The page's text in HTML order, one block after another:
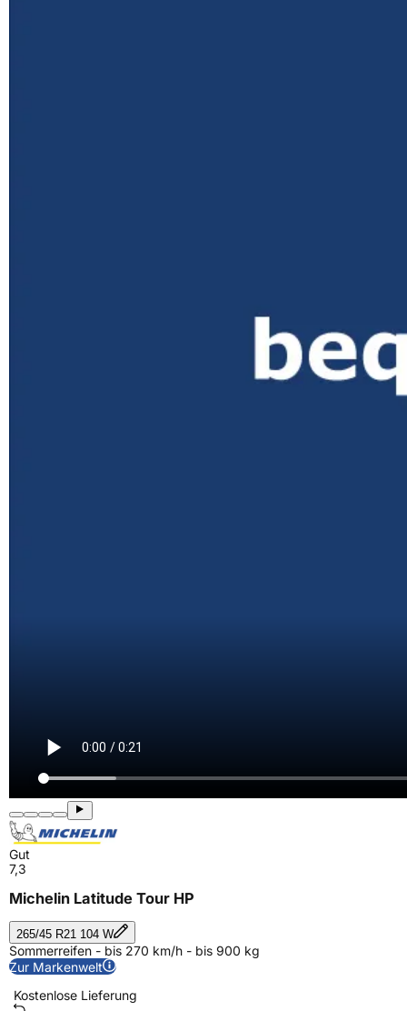
Gut
7,3
Michelin Latitude Tour HP
265/45 R21 104 W
Sommerreifen - bis 270 km/h - bis 900 kg
Zur Markenwelt
Kostenlose Lieferung